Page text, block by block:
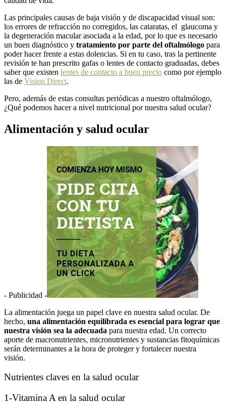
Las principales causas de baja visión y de discapacidad visual son:
los errores de refracción no corregidos, las cataratas, el glaucoma y
la degeneración macular asociada a la edad, por lo que es necesario
un buen diagnóstico y tratamiento por parte del oftalmólogo para
poder hacer frente a estas dolencias. Si en tu caso, tras la pertinente
revisión te han prescrito gafas o lentes de contacto graduadas, debes
saber que existen lentes de contacto a buen precio como por ejemplo
las de Vision Direct.
Pero, además de estas consultas periódicas a nuestro oftalmólogo,
¿Qué podemos hacer a nivel nutricional por nuestra salud ocular?
Alimentación y salud ocular
- Publicidad -
La alimentación juega un papel clave en nuestra salud ocular. De
hecho, una alimentación equilibrada es esencial para lograr que
nuestra visión sea la adecuada para nuestra edad. Un correcto
aporte de macronutrientes, micronutrientes y sustancias fitoquímicas
serán determinantes a la hora de proteger y fortalecer nuestra
visión.
Nutrientes claves en la salud ocular
1-Vitamina A en la salud ocular